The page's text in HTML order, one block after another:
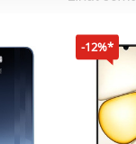
layar sentuh
logam
rate 24/7
atau Android
-12%*